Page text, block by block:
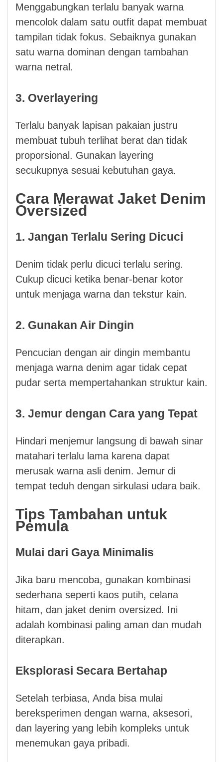
Menggabungkan terlalu banyak warna
mencolok dalam satu outfit dapat membuat
tampilan tidak fokus. Sebaiknya gunakan
satu warna dominan dengan tambahan
warna netral.
3. Overlayering
Terlalu banyak lapisan pakaian justru
membuat tubuh terlihat berat dan tidak
proporsional. Gunakan layering
secukupnya sesuai kebutuhan gaya.
Cara Merawat Jaket Denim
Oversized
1. Jangan Terlalu Sering Dicuci
Denim tidak perlu dicuci terlalu sering.
Cukup dicuci ketika benar-benar kotor
untuk menjaga warna dan tekstur kain.
2. Gunakan Air Dingin
Pencucian dengan air dingin membantu
menjaga warna denim agar tidak cepat
pudar serta mempertahankan struktur kain.
3. Jemur dengan Cara yang Tepat
Hindari menjemur langsung di bawah sinar
matahari terlalu lama karena dapat
merusak warna asli denim. Jemur di
tempat teduh dengan sirkulasi udara baik.
Tips Tambahan untuk
Pemula
Mulai dari Gaya Minimalis
Jika baru mencoba, gunakan kombinasi
sederhana seperti kaos putih, celana
hitam, dan jaket denim oversized. Ini
adalah kombinasi paling aman dan mudah
diterapkan.
Eksplorasi Secara Bertahap
Setelah terbiasa, Anda bisa mulai
bereksperimen dengan warna, aksesori,
dan layering yang lebih kompleks untuk
menemukan gaya pribadi.